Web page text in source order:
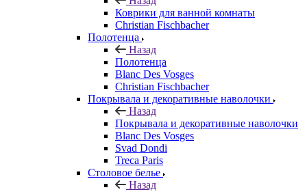
Коврики для ванной комнаты
Christian Fischbacher
Полотенца
Назад
Полотенца
Blanc Des Vosges
Christian Fischbacher
Покрывала и декоративные наволочки
Назад
Покрывала и декоративные наволочки
Blanc Des Vosges
Svad Dondi
Treca Paris
Столовое белье
Назад